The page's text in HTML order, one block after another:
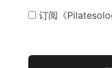
订阅《
无阀门